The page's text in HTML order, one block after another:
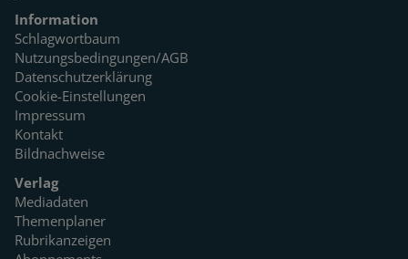
Information
Schlagwortbaum
Nutzungsbedingungen/AGB
Datenschutzerklärung
Cookie-Einstellungen
Impressum
Kontakt
Bildnachweise
Verlag
Mediadaten
Themenplaner
Rubrikanzeigen